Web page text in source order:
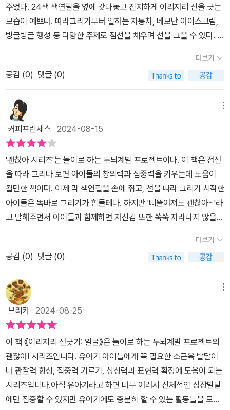
다. 세 동물들은 각각 게, 새우, 가재로 보입니다. 바다에도 가재가 사
니, 이상할 건 없습니다. 트럭이라고 해도 한 가지 패턴으로만 자취
가 생긴다는 법은 없습니다. p21을 보면 빨간 트럭 한 대, 그 덩치
으로, 어떤 길에서는 직선으로, 또 어떤 때에는 유선형 자취를 남기
는 등 다채롭습니다. 이 다양한 선들을 아이들이 따라 긋게 하는데, 처
음에는 쉽지 않을 듯합니다. 다양한 선들을 그어 보면서 창의력도 기
르고, 마음먹은 대로 선이 그어지면 성취감도 느낄 수 있는 교재였습
니다. *출판사에서 제공된 도서를 받고 주관적으로 작성된 서평입
니다.
오지만 사진에 첨부했듯이 하나의 그림으로 완성되는 선긋기도 있다.
파마머리나 모자, 목도리 등을 선긋기로 완성해보는 것인데 이런 그
림을 완성하다보면 좀 더 정교한 연필잡기 동작이 필요할 것이다. 그
런 과정을 통해 좀 더 손근육을 세심하게 쓰는 법을 배울 수 있고 주변
사물 중에 선긋기로 표현할 수 있는 것들이 어떤 것들이 있는지 살펴
되면 선긋기부터 시작하게 된다. 선을 다양하게 그어보고 굵기도 다
양하게 그려보며 기초작업들을 배우는데 아이들에게 본격적으로 다
양한 분야를 학습시키기에 앞서 선긋기는 유용한 작업이란 생각이 들
었다. 책을 어떻게 활용하느냐에 따라 아이들에게 기대할 수 있는 학
습효과가 커지기에 책 초반에 나오는 활용법들을 유의해서 보고 아이
와 함께 해보면 좋을 것이란 생각이 들었다.​​*이 책은 출판사를 통해
지원받았습니다.
주었다. 24색 색연필을 옆에 갖다놓고 진지하게 이리저리 선을 긋는
모습이 예쁘다. 따라그리기부터 일하는 자동차, 네모난 아이스크림,
빙글빙글 행성 등 다양한 주제로 점선을 채우며 선을 그을 수 있다. 조
고 했는데 조심조심 천천히 선을 따라 그림을 완성한다. 생쥐가 치즈
를 먹으려고 꼬불꼬불한 선을 따라가거나 고양이가 생선을 먹으려고
포물선을 따라가는 모습이 귀엽다. 동물 친구들이 먹이를 찾아갈 수
있게 <도와주세요>라는 주제로 페이지를 마련했다. 한편 마트료시카
를 닮은 얼굴을 선을 따라 그리기도 하고 번개 맞은 듯한 꼬불꼬불한
머리카락을 선을 따라 그리며 그림을 완성하기도 했다. 색칠은 덤이
다. 둘째 아이가 형 못지않게 실력을 뽐내니 첫째도 자신이 하던 걸 내
팽개치고 선긋기에 동참한다. 무엇보다 소근육이 발달하며 필기구
를 제대로 잡는 연습까지 되는 것 같아 흐뭇하다. 패드 영상만 즐겨보
다가 직접 종이에 그림을 완성하니 만족도가 높아지는 것 같다. 아날
로그 방식의 독서와 학습을 지향해야겠다. 괜찮아 시리즈를 살펴보
니 아이들이 접한 것 외에도 구석구석 숨은그림찾기나 요리조리 오려
붙이기, 알록달록 색칠하기 등이 있어 구매할 예정이다. 집에서 같이
하기 좋은 교재같다. [출판사로부터 도서 협찬을 받았고 본인의 주
더보기
공감 (0) 댓글 (0)
커피프린세스 2024-08-15
'괜찮아 시리즈'는 놀이로 하는 두뇌계발 프로젝트이다. 이 책은 점선
을 따라 그리다 보면 아이들의 창의력과 집중력을 키우는데 도움이
될만한 책이다. 이제 막 색연필을 손에 쥐고, 선을 따라 그리기 시작한
아이들은 똑바로 그리기가 힘들테다. 하지만 '삐뚤어져도 괜찮아~'라
고 말해주면서 아이들과 함께하면 자신감 또한 쑥쑥 자라나지 않을까
는 것도 힘든일인데, 마음에 드는 곳부터 하면 된다. 게다가 페이지마
다 제목이 있다. '찾아보세요. 기린, 얼룩말, 치타의 먹이를 찾아 선을
따라 그려보아요'라는 미션을 주어지기 때문에 선을 따라 그었을 뿐
인데, 표현력도 상승할 수가 있다. 또 다양한 필기도구로 선을 그릴수
있다. 색을 바꿔가면서 그리다 보면 창의력 또한 상승할 수 있다. 선으
로 표현할 수 있는 다양한 그림을 그리다 보면 상상력이 향상되는 소
리가 들리는 듯하다. 재미난 놀이를 하면서 아이들 스스로가 유추해
고 생각할 수 있는 힘을 길러주는 것이 앞으로의 두뇌발달에 도움이
될 수 있다. 아이들은 색연필과 종이만 있으면 혼자서도 이리저리 선
을 그리고 그림을 그리며 형태를 만들어 가는데, 이 책을 함께하면 시
간가는 줄 모르고 한참을 공부할 수 있을 것이다.​집중력이 조금 부족
한 아이들에게 한가지 활동만을 하게 된다면 금방 싫증을 낼텐데, 이
더보기
공감 (0) 댓글 (0)
브리카2024-08-25
이 책 《이리저리 선긋기: 얼굴》은 놀이로 하는 두뇌계발 프로젝트의
괜찮아! 시리즈입니다. 유아기 아이들에게 꼭 필요한 소근육 발달이
나 관찰력 향상, 집중력 기르기, 상상력과 표현력 확장에 도움이 되는
시리즈입니다.아직 유아기라고 하면 너무 어려서 신체적인 성장발달
에만 집중할 수 있지만 유아기에도 충분히 할 수 있는 활동들을 모았